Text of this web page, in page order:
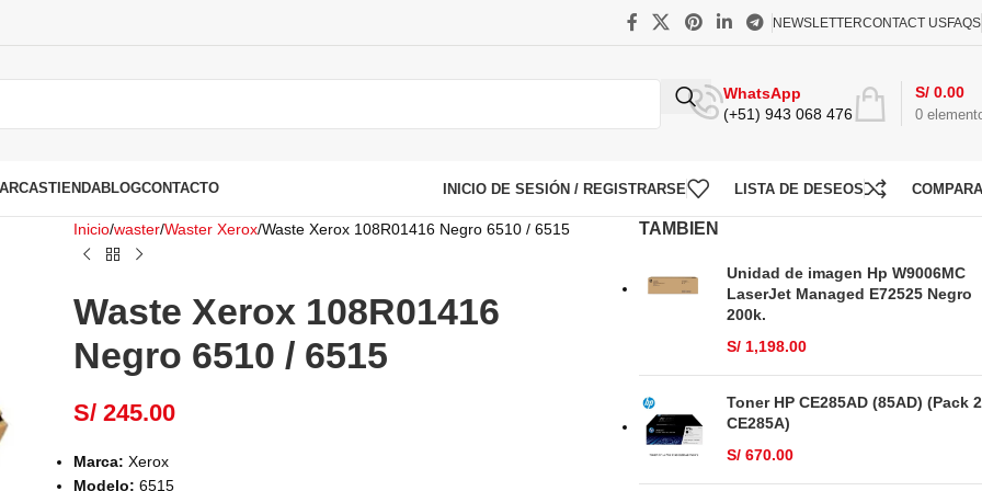
NEWSLETTERCONTACT USFAQS
WhatsApp
(+51) 943 068 476
0
S/ 0.00
TIENDABLOGCONTACTO INICIO DE SESIÓN / REGISTRARSE LISTA DE DESEOS
Inicio waster Waster Xerox Waste Xerox 108R01416 Negro 6510 / 6515
Waste Xerox 108R01416
Negro 6510 / 6515
S/ 245.00
Marca: Xerox
Modelo: 6515
TAMBIEN
Unidad de imagen Hp W9006MC
LaserJet Managed E72525 Negro
200k.
S/1,198.00
Toner HP CE285AD (85AD) (Pack 2
CE285A)
S/670.00